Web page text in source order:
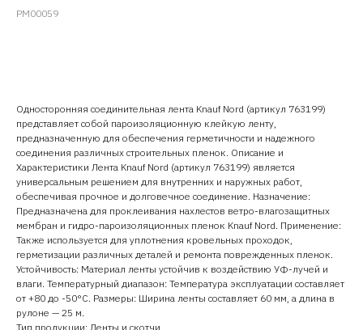
PM00059
Односторонняя соединительная лента Knauf Nord (артикул 763199)
представляет собой пароизоляционную клейкую ленту,
предназначенную для обеспечения герметичности и надежного
соединения различных строительных пленок. Описание и
Характеристики Лента Knauf Nord (артикул 763199) является
универсальным решением для внутренних и наружных работ,
обеспечивая прочное и долговечное соединение. Назначение:
Предназначена для проклеивания нахлестов ветро-влагозащитных
мембран и гидро-пароизоляционных пленок Knauf Nord. Применение:
Также используется для уплотнения кровельных проходок,
герметизации различных деталей и ремонта поврежденных пленок.
Устойчивость: Материал ленты устойчив к воздействию УФ-лучей и
влаги. Температурный диапазон: Температура эксплуатации составляет
от +80 до -50°С. Размеры: Ширина ленты составляет 60 мм, а длина в
рулоне — 25 м.
Тип продукции: Ленты и скотчи